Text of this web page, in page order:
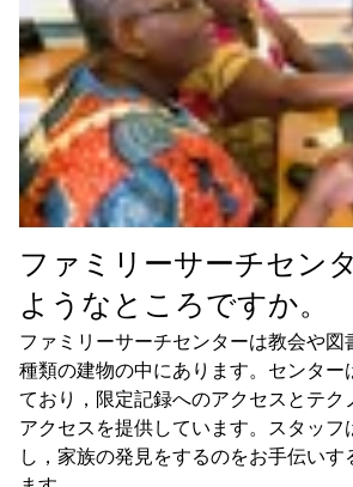
ファミリーサーチセン
ようなところですか。
ファミリーサーチセンターは教会や図
種類の建物の中にあります。センター
ており，限定記録へのアクセスとテク
アクセスを提供しています。スタッフ
し，家族の発見をするのをお手伝いす